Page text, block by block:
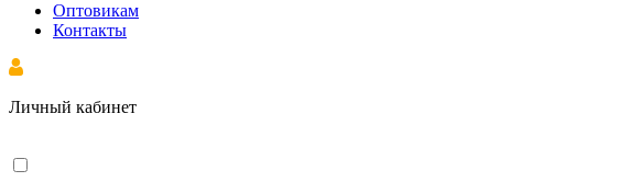
Оптовикам
Контакты
Личный кабинет